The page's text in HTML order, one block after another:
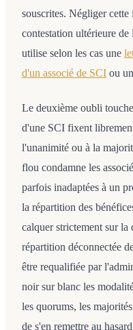
souscrites. Négliger
contestation ultérieure
utilise selon les cas une
d'un associé de SCI ou
Le deuxième oubli
d'une SCI fixent
l'unanimité ou à la
flou condamne les
parfois inadaptées à un
la répartition des
calquer strictement sur
répartition déconnectée
être requalifiée par
noir sur blanc les
les quorums, les
de s'en remettre au